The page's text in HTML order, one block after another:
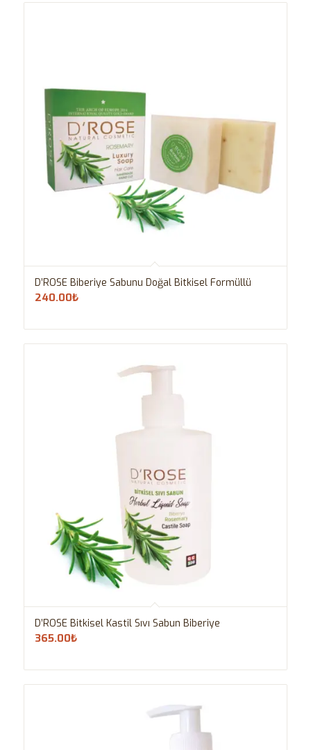
D’ROSE Biberiye Sabunu Doğal Bitkisel Formüllü
240.00₺
D’ROSE Bitkisel Kastil Sıvı Sabun Biberiye
365.00₺